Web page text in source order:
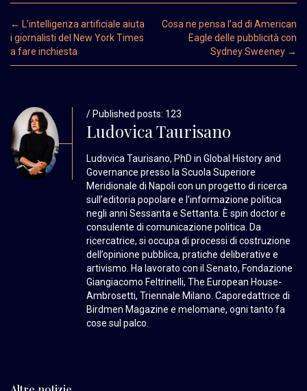
Post navigation
← L’intelligenza artificiale aiuta
i giornalisti del New York Times
a fare inchiesta
Cosa ne pensa l’ad di American
Eagle delle pubblicità con
Sydney Sweeney →
/ Published posts: 123
Ludovica Taurisano
Ludovica Taurisano, PhD in Global History and
Governance presso la Scuola Superiore
Meridionale di Napoli con un progetto di ricerca
sull’editoria popolare e l’informazione politica
negli anni Sessanta e Settanta. È spin doctor e
consulente di comunicazione politica. Da
ricercatrice, si occupa di processi di costruzione
dell’opinione pubblica, pratiche deliberative e
artivismo. Ha lavorato con il Senato, Fondazione
Giangiacomo Feltrinelli, The European House-
Ambrosetti, Triennale Milano. Caporedattrice di
Birdmen Magazine e melomane, ogni tanto fa
cose sul palco.